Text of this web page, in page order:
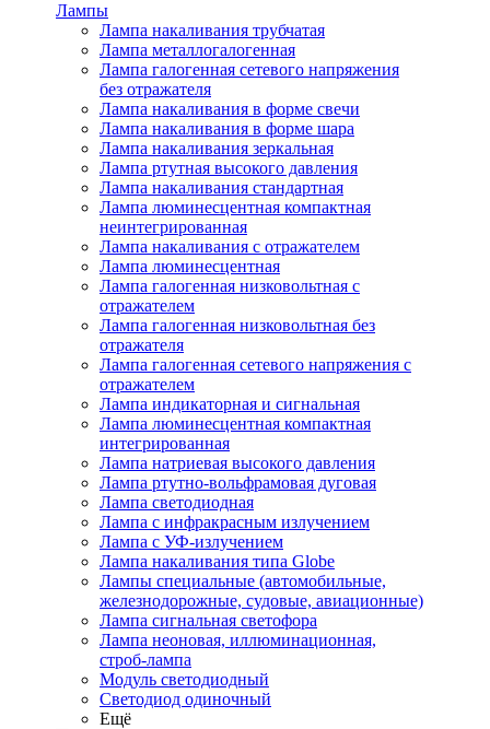
Лампы
Лампа накаливания трубчатая
Лампа металлогалогенная
Лампа галогенная сетевого напряжения
без отражателя
Лампа накаливания в форме свечи
Лампа накаливания в форме шара
Лампа накаливания зеркальная
Лампа ртутная высокого давления
Лампа накаливания стандартная
Лампа люминесцентная компактная
неинтегрированная
Лампа накаливания с отражателем
Лампа люминесцентная
Лампа галогенная низковольтная с
отражателем
Лампа галогенная низковольтная без
отражателя
Лампа галогенная сетевого напряжения с
отражателем
Лампа индикаторная и сигнальная
Лампа люминесцентная компактная
интегрированная
Лампа натриевая высокого давления
Лампа ртутно-вольфрамовая дуговая
Лампа светодиодная
Лампа с инфракрасным излучением
Лампа с УФ-излучением
Лампа накаливания типа Globe
Лампы специальные (автомобильные,
железнодорожные, судовые, авиационные)
Лампа сигнальная светофора
Лампа неоновая, иллюминационная,
строб-лампа
Модуль светодиодный
Светодиод одиночный
Ещё